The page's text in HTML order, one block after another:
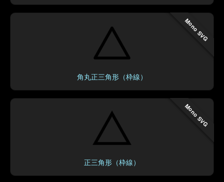
Mono SVG
角丸正三角形（枠線）
Mono SVG
正三角形（枠線）